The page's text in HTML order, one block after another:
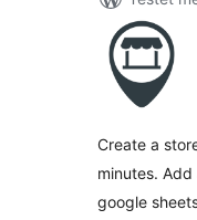
Create a
minutes.
google